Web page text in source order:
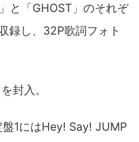
と「GHOST」のそれぞ
録し、32P歌詞フォト
封入。
1にはHey! Say! JUMP